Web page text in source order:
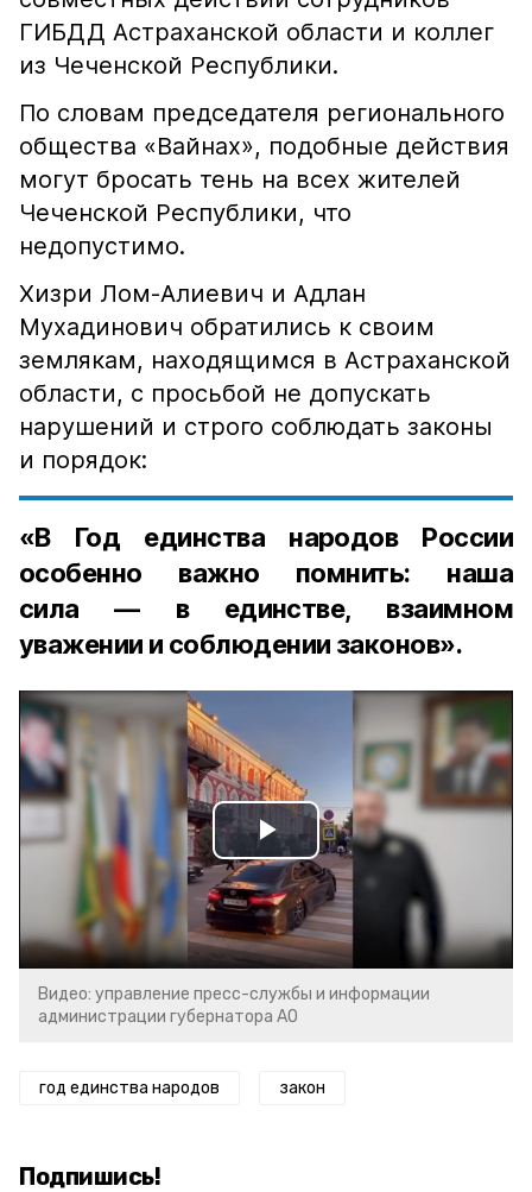
ГИБДД Астраханской области и коллег
из Чеченской Республики.
По словам председателя регионального
общества «Вайнах», подобные действия
могут бросать тень на всех жителей
Чеченской Республики, что
недопустимо.
Хизри Лом-Алиевич и Адлан
Мухадинович обратились к своим
землякам, находящимся в Астраханской
области, с просьбой не допускать
нарушений и строго соблюдать законы
и порядок:
«В Год единства народов России
особенно важно помнить: наша
сила — в единстве, взаимном
уважении и соблюдении законов».
Play
Video
Видео: управление пресс-службы и информации
администрации губернатора АО
год единства народов закон
Подпишись!